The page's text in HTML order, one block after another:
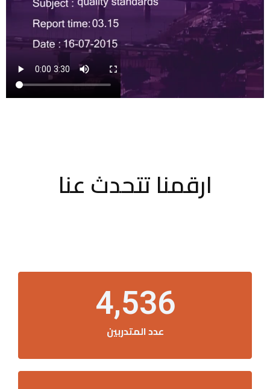
ارقمنا تتحدث عنا
عدد المتدربين
4,536